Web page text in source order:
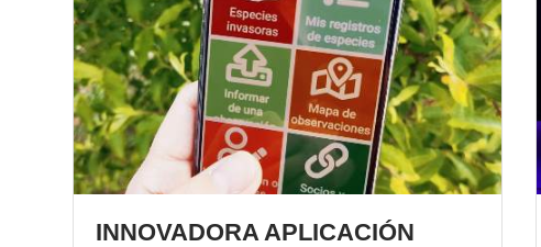
INNOVADORA APLICACIÓN